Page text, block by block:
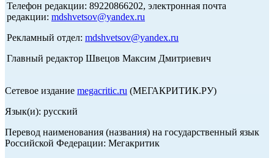
Телефон редакции: 89220866202, электронная почта
редакции: mdshvetsov@yandex.ru
Рекламный отдел: mdshvetsov@yandex.ru
Главный редактор Швецов Максим Дмитриевич
Сетевое издание megacritic.ru (МЕГАКРИТИК.РУ)
Язык(и): русский
Перевод наименования (названия) на государственный язык
Российской Федерации: Мегакритик